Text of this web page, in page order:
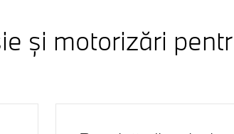
și motorizări